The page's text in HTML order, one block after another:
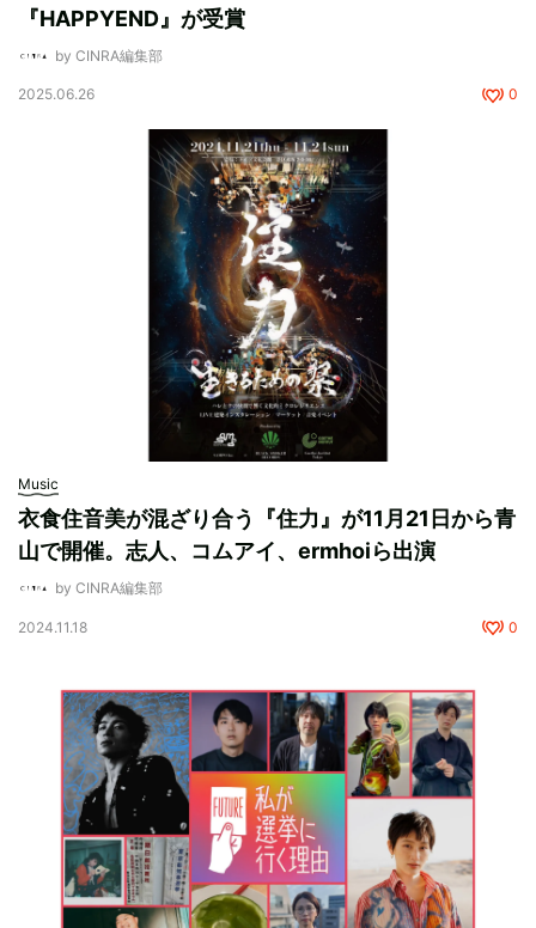
『HAPPYEND』が受賞
by CINRA編集部
2025.06.26 0
Music
衣食住音美が混ざり合う『住力』が11月21日から青
山で開催。志人、コムアイ、ermhoiら出演
by CINRA編集部
2024.11.18 0